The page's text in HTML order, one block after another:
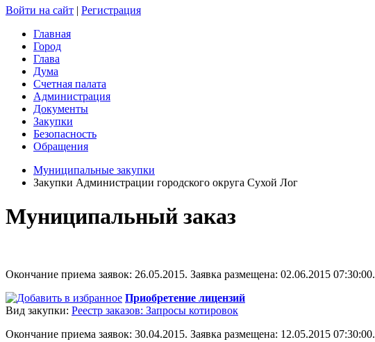
Войти на сайт | Регистрация
Главная
Город
Глава
Дума
Счетная палата
Администрация
Документы
Закупки
Безопасность
Обращения
Муниципальные закупки
Закупки Администрации городского округа Сухой Лог
Муниципальный заказ
Окончание приема заявок: 26.05.2015. Заявка размещена: 02.06.2015 07:30:00.
Приобретение лицензий
Вид закупки: Реестр заказов: Запросы котировок
Окончание приема заявок: 30.04.2015. Заявка размещена: 12.05.2015 07:30:00.